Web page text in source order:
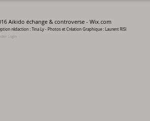
Aikido échange & controverse - Wix.com
rédaction : Tina Ly - Photos et Création Graphique : Laurent RISI
Login